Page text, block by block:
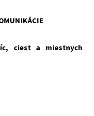
ciest a miestnych